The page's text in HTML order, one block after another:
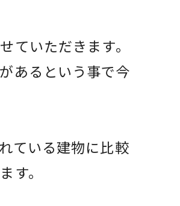
ていただきます。
あるという事で今
ている建物に比較
す。